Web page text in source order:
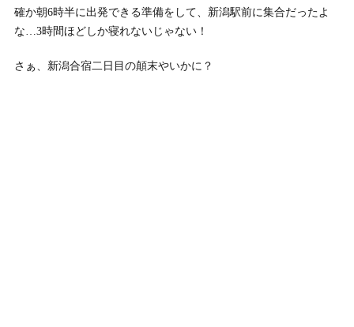
確か朝6時半に出発できる準備をして、新潟駅前に集合だったよ
な…3時間ほどしか寝れないじゃない！
さぁ、新潟合宿二日目の顛末やいかに？